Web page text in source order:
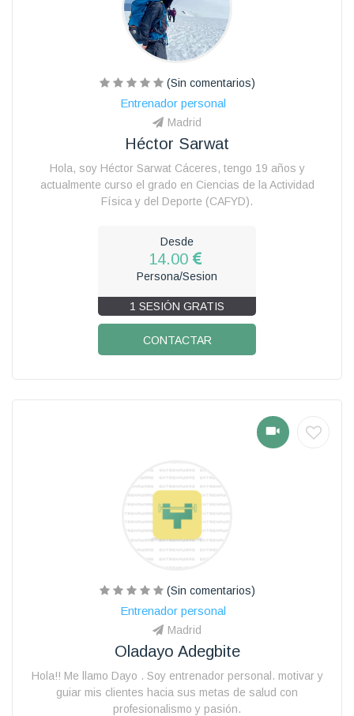
(Sin comentarios)
Entrenador personal
Madrid
Héctor Sarwat
Hola, soy Héctor Sarwat Cáceres, tengo 19 años y
actualmente curso el grado en Ciencias de la Actividad
Física y del Deporte (CAFYD).
Desde
14.00
Persona/Sesion
1 SESIÓN GRATIS
CONTACTAR
(Sin comentarios)
Entrenador personal
Madrid
Oladayo Adegbite
Hola!! Me llamo Dayo . Soy entrenador personal. motivar y
guiar mis clientes hacia sus metas de salud con
profesionalismo y pasión.